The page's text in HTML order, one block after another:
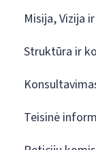
Misija, Vizija
Struktūra ir
Teisinė